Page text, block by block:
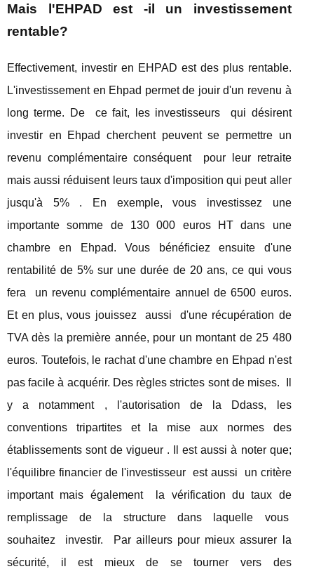
Mais l'EHPAD est -il un investissement
rentable?
Effectivement, investir en EHPAD est des plus rentable.
L'investissement en Ehpad permet de jouir d'un revenu à
long terme. De ce fait, les investisseurs qui désirent
investir en Ehpad cherchent peuvent se permettre un
revenu complémentaire conséquent pour leur retraite
mais aussi réduisent leurs taux d'imposition qui peut aller
jusqu'à 5% . En exemple, vous investissez une
importante somme de 130 000 euros HT dans une
chambre en Ehpad. Vous bénéficiez ensuite d'une
rentabilité de 5% sur une durée de 20 ans, ce qui vous
fera un revenu complémentaire annuel de 6500 euros.
Et en plus, vous jouissez aussi d'une récupération de
TVA dès la première année, pour un montant de 25 480
euros. Toutefois, le rachat d'une chambre en Ehpad n'est
pas facile à acquérir. Des règles strictes sont de mises. Il
y a notamment , l'autorisation de la Ddass, les
conventions tripartites et la mise aux normes des
établissements sont de vigueur . Il est aussi à noter que;
l'équilibre financier de l'investisseur est aussi un critère
important mais également la vérification du taux de
remplissage de la structure dans laquelle vous
souhaitez investir. Par ailleurs pour mieux assurer la
sécurité, il est mieux de se tourner vers des